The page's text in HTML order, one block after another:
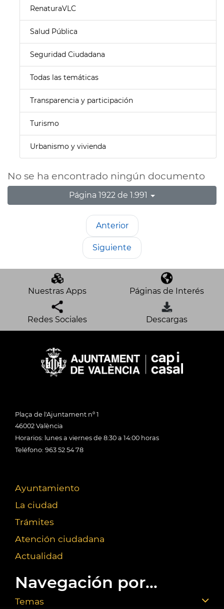
RenaturaVLC
Salud Pública
Seguridad Ciudadana
Todas las temáticas
Transparencia y participación
Turismo
Urbanismo y vivienda
No se ha encontrado ningún documento
Página 1922 de 1.991
Anterior
Siguiente
Nuestras Apps Páginas de Interés
Redes Sociales Descargas
Plaça de l'Ajuntament nº 1
46002 València
Horarios: lunes a viernes de 8:30 a 14:00 horas
Teléfono: 963 52 54 78
Ayuntamiento
La ciudad
Trámites
Atención ciudadana
Actualidad
Navegación por...
Temas